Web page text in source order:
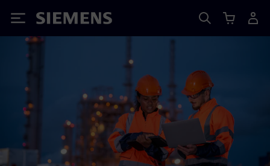
Siemens